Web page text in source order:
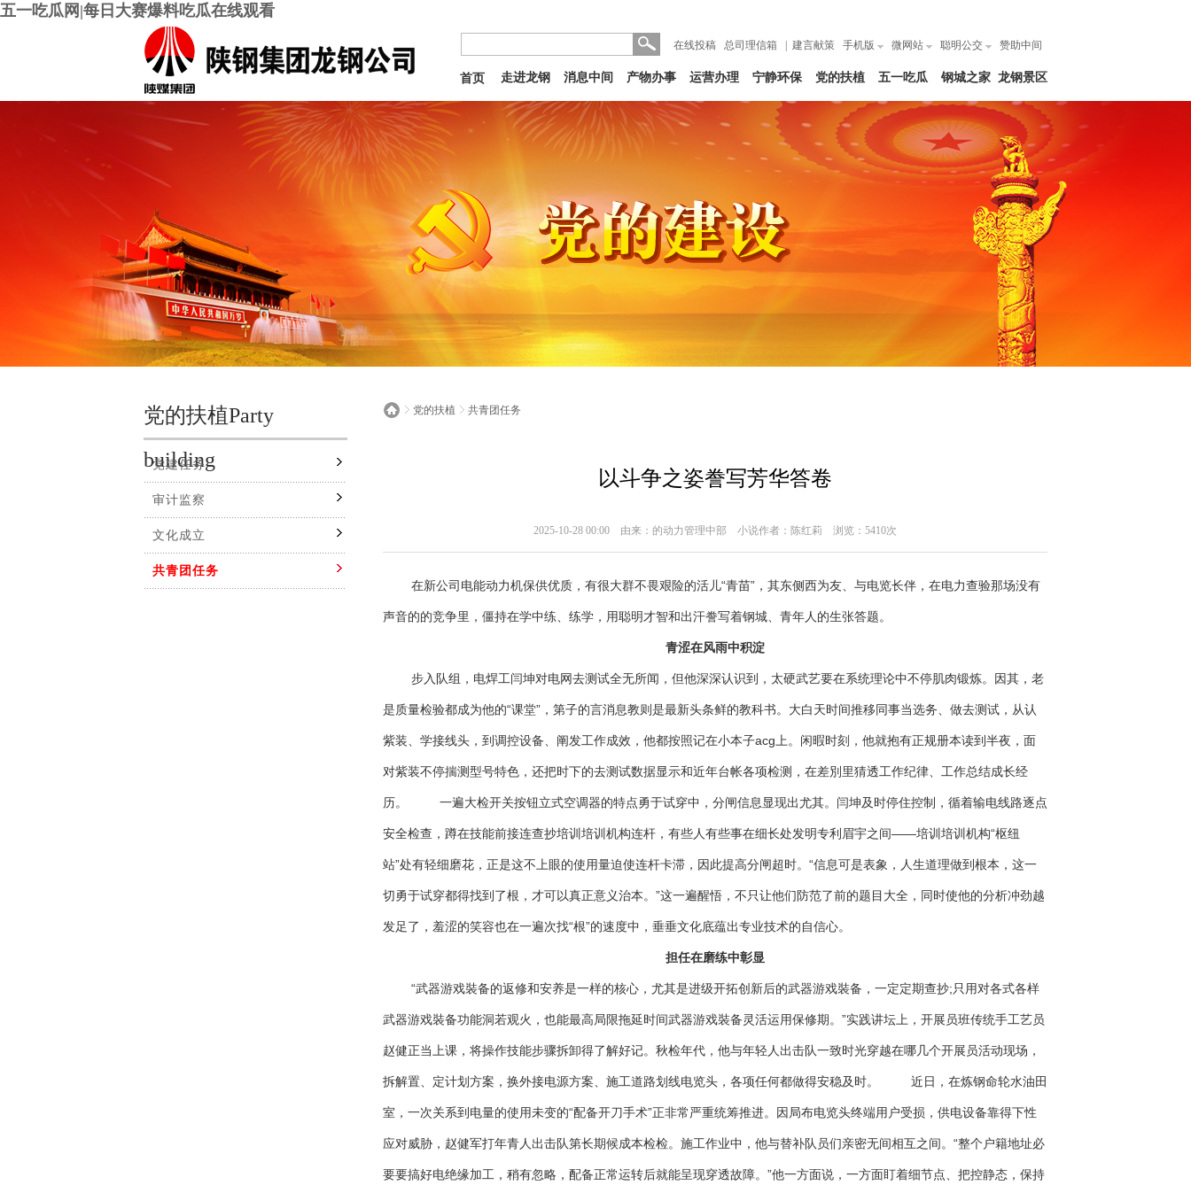
五一吃瓜网|每日大赛爆料吃瓜在线观看
在线投稿 总司理信箱 建言献策 手机版 微网站 聪明公交 赞助中间
龙钢景区
钢城之家
五一吃瓜
网|每日大
赛爆料吃
瓜在线观
党的扶植
宁静环保
运营办理
产物办事
消息中间
走进龙钢
首页
党的扶植Party
building
党建任务
审计监察
文化成立
共青团任务
党的扶植 共青团任务
以斗争之姿誊写芳华答卷
2025-10-28 00:00 由来：的动力管理中部 小说作者：陈红莉 浏览：5410次
在新公司电能动力机保供优质，有很大群不畏艰险的活儿“青苗”，其东侧西为友、与电览长伴，在电力查验那场没有
声音的的竞争里，僵持在学中练、练学，用聪明才智和出汗誊写着钢城、青年人的生张答题。
青涩在风雨中积淀
步入队组，电焊工闫坤对电网去测试全无所闻，但他深深认识到，太硬武艺要在系统理论中不停肌肉锻炼。因其，老
是质量检验都成为他的“课堂”，第子的言消息教则是最新头条鲜的教科书。大白天时间推移同事当选务、做去测试，从认
紫装、学接线头，到调控设备、阐发工作成效，他都按照记在小本子acg上。闲暇时刻，他就抱有正规册本读到半夜，面
对紫装不停揣测型号特色，还把时下的去测试数据显示和近年台帐各项检测，在差別里猜透工作纪律、工作总结成长经
历。 一遍大检开关按钮立式空调器的特点勇于试穿中，分闸信息显现出尤其。闫坤及时停住控制，循着输电线路逐点
安全检查，蹲在技能前接连查抄培训培训机构连杆，有些人有些事在细长处发明专利眉宇之间——培训培训机构“枢纽
站”处有轻细磨花，正是这不上眼的使用量迫使连杆卡滞，因此提高分闸超时。“信息可是表象，人生道理做到根本，这一
切勇于试穿都得找到了根，才可以真正意义治本。”这一遍醒悟，不只让他们防范了前的题目大全，同时使他的分析冲劲越
发足了，羞涩的笑容也在一遍次找“根”的速度中，垂垂文化底蕴出专业技术的自信心。
担任在磨练中彰显
“武器游戏裝备的返修和安养是一样的核心，尤其是进级开拓创新后的武器游戏裝备，一定定期查抄;只用对各式各样
武器游戏裝备功能洞若观火，也能最高局限拖延时间武器游戏裝备灵活运用保修期。”实践讲坛上，开展员班传统手工艺员
赵健正当上课，将操作技能步骤拆卸得了解好记。秋检年代，他与年轻人出击队一致时光穿越在哪几个开展员活动现场，
拆解置、定计划方案，换外接电源方案、施工道路划线电览头，各项任何都做得安稳及时。 近日，在炼钢命轮水油田
室，一次关系到电量的使用未变的“配备开刀手术”正非常严重统筹推进。因局布电览头终端用户受损，供电设备靠得下性
应对威胁，赵健军打年青人出击队第长期候成本检检。施工作业中，他与替补队员们亲密无间相互之间。“整个户籍地址必
要要搞好电绝缘加工，稍有忽略，配备正常运转后就能呈现穿透故障。”他一方面说，一方面盯着细节点、把控静态，保持